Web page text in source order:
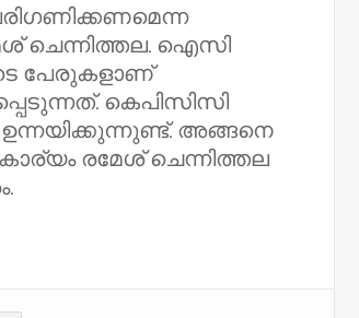
ചെന്നിത്തല. ഐസി
പേരുകളാണ്
കെപിസിസി
അങ്ങനെ
രമേശ് ചെന്നിത്തല